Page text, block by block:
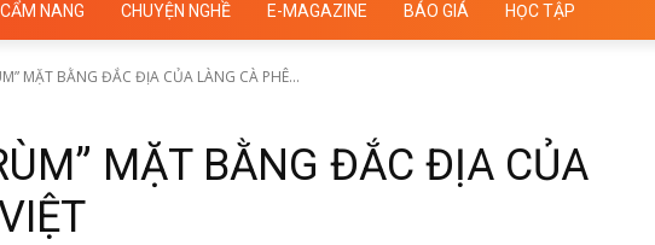
CẨM NANG CHUYỆN NGHỀ E-MAGAZINE BÁO GIÁ HỌC TẬP
MẶT BẰNG ĐẮC ĐỊA CỦA LÀNG CÀ PHÊ...
MẶT BẰNG ĐẮC ĐỊA CỦA